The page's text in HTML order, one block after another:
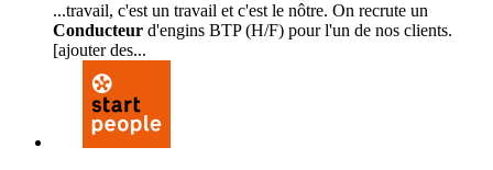
...travail, c'est un travail et c'est le nôtre. On recrute un
Conducteur d'engins BTP (H/F) pour l'un de nos clients.
[ajouter des...